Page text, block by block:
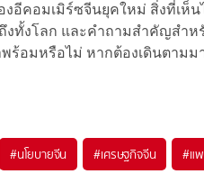
อีคอมเมิร์ซจีนยุคใหม่ สิ่งที่เห็
ทั้งโลก และคำถามสำคัญสำห
พร้อมหรือไม่ หากต้องเดินตา
#นโยบายจีน #เศรษฐกิจจีน #แ